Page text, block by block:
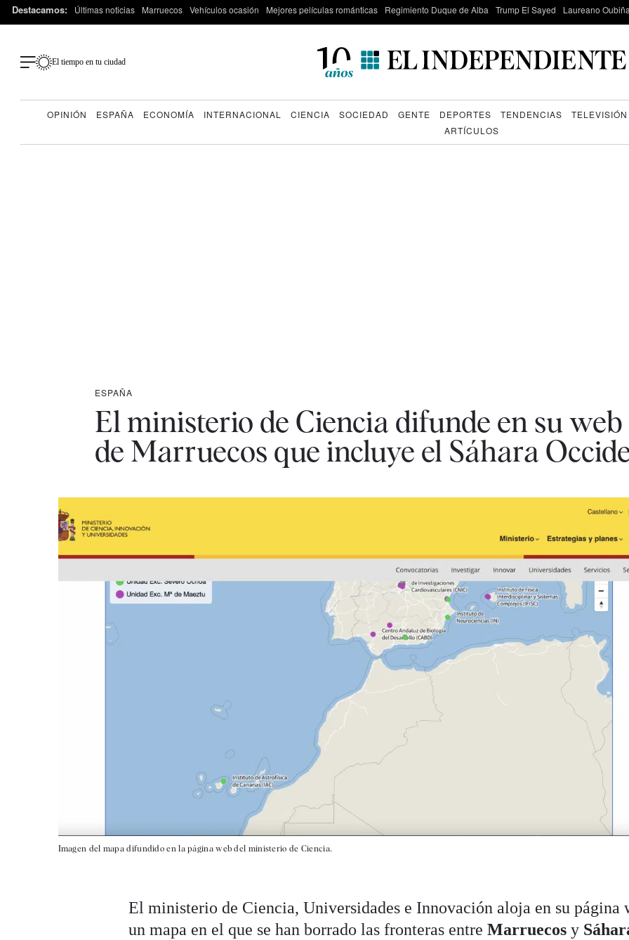
Destacamos: Últimas noticias Marruecos Vehículos ocasión Mejores películas románticas Regimiento Duque de Alba Trump El Sayed Laureano
El tiempo en tu ciudad
OPINIÓN ESPAÑA ECONOMÍA INTERNACIONAL CIENCIA SOCIEDAD GENTE DEPORTES TENDENCIAS TELEVISIÓN
ARTÍCULOS
ESPAÑA
El ministerio de Ciencia difunde en su
de Marruecos que incluye el Sáhara
Imagen del mapa difundido en la página web del ministerio de Ciencia.
El ministerio de Ciencia, Universidades e Innovación aloja en su página
un mapa en el que se han borrado las fronteras entreMarruecos y